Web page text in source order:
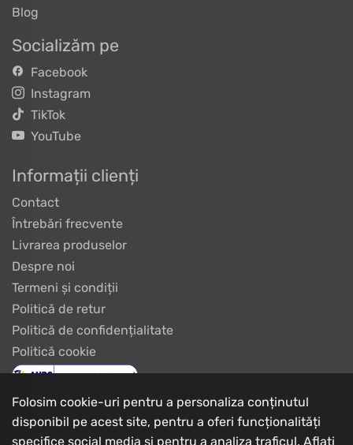
Blog
Socializăm pe
Facebook
Instagram
TikTok
YouTube
Informații clienți
Contact
Întrebări frecvente
Livrarea produselor
Despre noi
Termeni și condiții
Politică de retur
Politică de confidențialitate
Politică cookie
Folosim cookie-uri pentru a personaliza conținutul
disponibil pe acest site, pentru a oferi funcționalități
specifice social media și pentru a analiza traficul. Aflați